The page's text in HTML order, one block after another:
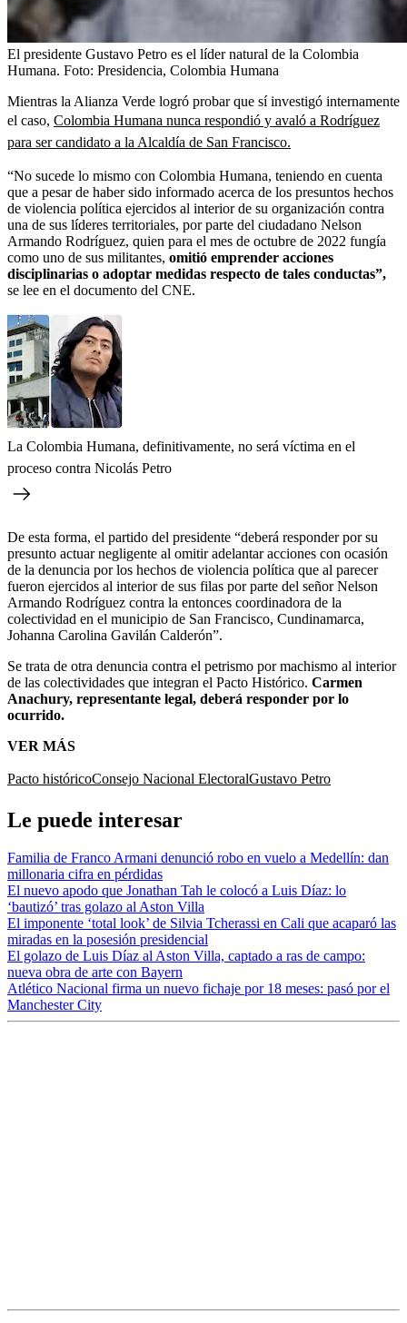
El presidente Gustavo Petro es el líder natural de la Colombia
Humana. Foto: Presidencia, Colombia Humana
Mientras la Alianza Verde logró probar que sí investigó internamente
el caso, Colombia Humana nunca respondió y avaló a Rodríguez
para ser candidato a la Alcaldía de San Francisco.
“No sucede lo mismo con Colombia Humana, teniendo en cuenta
que a pesar de haber sido informado acerca de los presuntos hechos
de violencia política ejercidos al interior de su organización contra
una de sus líderes territoriales, por parte del ciudadano Nelson
Armando Rodríguez, quien para el mes de octubre de 2022 fungía
como uno de sus militantes, omitió emprender acciones
disciplinarias o adoptar medidas respecto de tales conductas”,
se lee en el documento del CNE.
La Colombia Humana, definitivamente, no será víctima en el
proceso contra Nicolás Petro
De esta forma, el partido del presidente “deberá responder por su
presunto actuar negligente al omitir adelantar acciones con ocasión
de la denuncia por los hechos de violencia política que al parecer
fueron ejercidos al interior de sus filas por parte del señor Nelson
Armando Rodríguez contra la entonces coordinadora de la
colectividad en el municipio de San Francisco, Cundinamarca,
Johanna Carolina Gavilán Calderón”.
Se trata de otra denuncia contra el petrismo por machismo al interior
de las colectividades que integran el Pacto Histórico. Carmen
Anachury, representante legal, deberá responder por lo
ocurrido.
VER MÁS
Pacto históricoConsejo Nacional ElectoralGustavo Petro
Le puede interesar
Familia de Franco Armani denunció robo en vuelo a Medellín: dan
millonaria cifra en pérdidas
El nuevo apodo que Jonathan Tah le colocó a Luis Díaz: lo
‘bautizó’ tras golazo al Aston Villa
El imponente ‘total look’ de Silvia Tcherassi en Cali que acaparó las
miradas en la posesión presidencial
El golazo de Luis Díaz al Aston Villa, captado a ras de campo:
nueva obra de arte con Bayern
Atlético Nacional firma un nuevo fichaje por 18 meses: pasó por el
Manchester City